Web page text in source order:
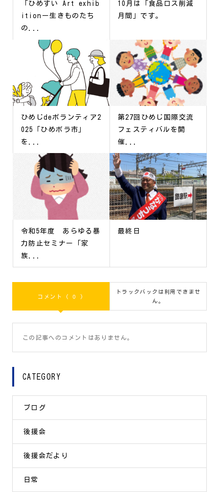
「ひめすい Art exhib
itionー生きものたち
の...
10月は「食品ロス削減
月間」です。
ひめじdeボランティア2
025「ひめボラ市」
を...
第27回ひめじ国際交流
フェスティバルを開
催...
令和5年度 あらゆる暴
力防止セミナー「家
族...
最終日
コメント ( 0 )
トラックバックは利用できませ
ん。
この記事へのコメントはありません。
CATEGORY
ブログ
後援会
後援会だより
日常